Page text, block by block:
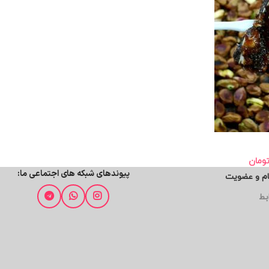
تومان
پیوندهای شبکه های اجتماعی ما:
و عضویت